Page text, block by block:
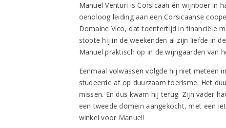
Manuel Venturi is Corsicaan én wijnboer in
oenoloog leiding aan een Corsicaanse
Domaine Vico, dat toentertijd in financiële
stopte hij in de weekenden al zijn liefde in
Manuel praktisch op in de wijngaarden van
Eenmaal volwassen volgde hij niet meteen
studeerde af op duurzaam toerisme. Het
missen. En dus kwam hij terug. Zijn vader
een tweede domein aangekocht, met een
winkel voor Manuel!